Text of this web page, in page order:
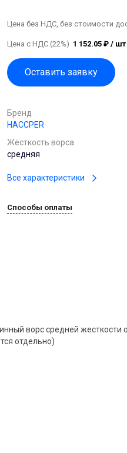
Цена без НДС, без стоимости
Цена с НДС (22%) 1 152.05 ₽ / шт
Оставить заявку
Бренд
HACCPER
Жёсткость ворса
средняя
Все характеристики
Способы оплаты
ворс средней
отдельно)